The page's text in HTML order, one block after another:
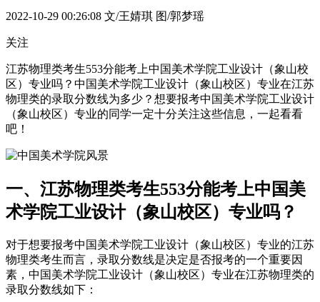
2022-10-29 00:26:08 文/王婧琪 图/郭梦瑶
关注
江苏物理类考生553分能考上中国美术学院工业设计（象山校
区）专业吗？中国美术学院工业设计（象山校区）专业在江苏
物理类的录取分数线为多少？想要报考中国美术学院工业设计
（象山校区）专业的同学一定十分关注这些信息，一起看看
吧！
一、江苏物理类考生553分能考上中国美
术学院工业设计（象山校区）专业吗？
对于想要报考中国美术学院工业设计（象山校区）专业的江苏
物理类考生而言，录取分数线是决定是否报考的一个重要因
素，中国美术学院工业设计（象山校区）专业在江苏物理类的
录取分数线如下：